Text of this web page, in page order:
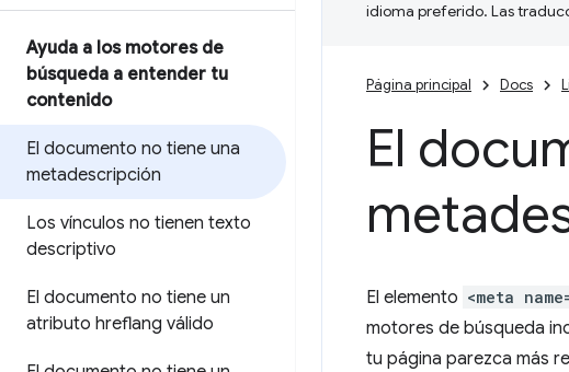
Ayuda a los motores de
búsqueda a entender tu
contenido
El documento no tiene una
metadescripción
Los vínculos no tienen texto
descriptivo
El documento no tiene un
atributo hreflang válido
idioma preferido. Las
Página principal Docs
El
El elemento <meta
motores de búsqueda
tu página parezca más